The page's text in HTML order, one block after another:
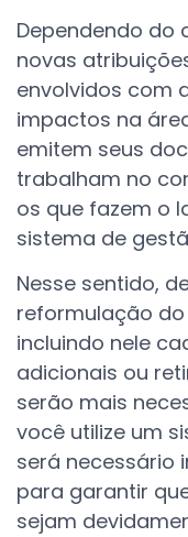
Dependendo do
novas
envolvidos com
impactos na
emitem seus
trabalham no
os que fazem o
sistema de
Nesse sentido,
reformulação
incluindo nele
adicionais ou
serão mais
você utilize um
será necessário
para garantir
sejam